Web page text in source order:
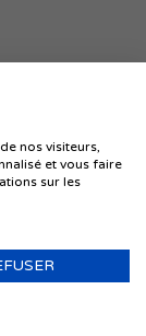
RÉSERVÉS
nos visiteurs,
et vous faire
sur les